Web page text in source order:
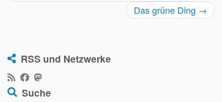
Das grüne Ding →
RSS und Netzwerke
Suche